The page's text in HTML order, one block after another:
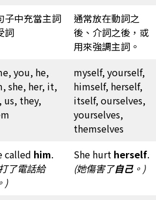
子中充當主詞
詞
通常放在動詞之
後、介詞之後，或
用來強調主詞。
you, he,
she, her, it,
us, they,
myself, yourself,
himself, herself,
itself, ourselves,
yourselves,
themselves
called him.
了電話給
)
She hurt herself.
(她傷害了自己。)